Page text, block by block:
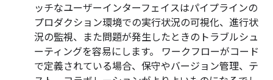
ッチなユーザーインターフェイスはパイプラインの
プロダクション環境での実行状況の可視化、進行状
況の監視、また問題が発生したときのトラブルシュ
ーティングを容易にします。 ワークフローがコード
で定義されている場合、保守やバージョン管理、テ